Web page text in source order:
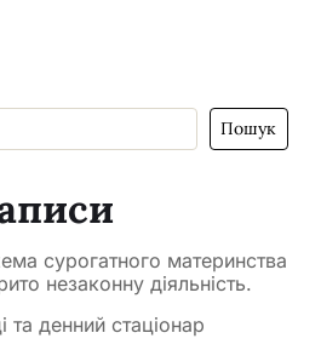
Пошук
сурогатного материнства
незаконну діяльність.
та денний стаціонар